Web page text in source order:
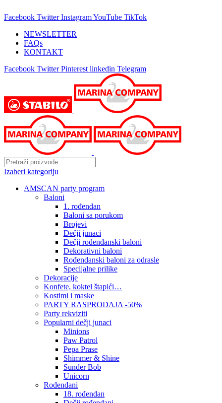
Facebook Twitter InstagramYouTube TikTok
NEWSLETTER
FAQs
KONTAKT
Facebook Twitter Pinterest linkedin Telegram
Izaberi kategoriju
AMSCAN party program
Baloni
1. rođendan
Baloni sa porukom
Brojevi
Dečji junaci
Dečji rođendanski baloni
Dekorativni baloni
Rođendanski baloni za odrasle
Specijalne prilike
Dekoracije
Konfete, koktel štapići…
Kostimi i maske
PARTY RASPRODAJA -50%
Party rekviziti
Popularni dečji junaci
Minions
Paw Patrol
Pepa Prase
Shimmer & Shine
Sunđer Bob
Unicorn
Rođendani
18. rođendan